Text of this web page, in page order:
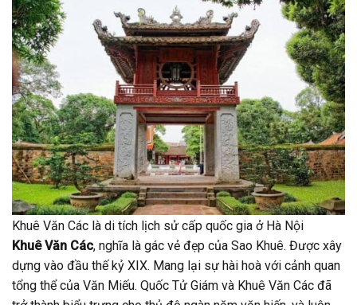
Khuê Văn Các là di tích lịch sử cấp quốc gia ở Hà Nội
Khuê Văn Các, nghĩa là gác vẻ đẹp của Sao Khuê. Được xây
dựng vào đầu thế kỷ XIX. Mang lại sự hài hoà với cảnh quan
tổng thể của Văn Miếu. Quốc Tử Giám và Khuê Văn Các đã